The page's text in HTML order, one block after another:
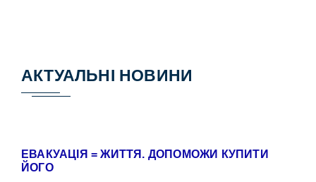
АКТУАЛЬНІ НОВИНИ
ЕВАКУАЦІЯ = ЖИТТЯ. ДОПОМОЖИ КУПИТИ
ЙОГО